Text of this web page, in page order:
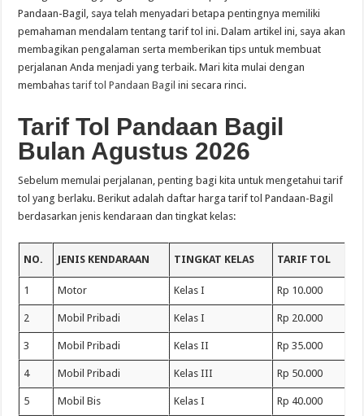
Pandaan-Bagil, saya telah menyadari betapa pentingnya memiliki
pemahaman mendalam tentang tarif tol ini. Dalam artikel ini, saya akan
membagikan pengalaman serta memberikan tips untuk membuat
perjalanan Anda menjadi yang terbaik. Mari kita mulai dengan
membahastarif tol Pandaan Bagil ini secara rinci.
Tarif Tol Pandaan Bagil
Bulan Agustus 2026
Sebelum memulai perjalanan, penting bagi kita untuk mengetahui tarif
tol yang berlaku. Berikut adalah daftar harga tarif tol Pandaan-Bagil
berdasarkan jenis kendaraan dan tingkat kelas:
NO. JENIS KENDARAAN TINGKAT KELAS TARIF TOL
1 Motor Kelas I Rp 10.000
2 Mobil Pribadi Kelas I Rp 20.000
3 Mobil Pribadi Kelas II Rp 35.000
4 Mobil Pribadi Kelas III Rp 50.000
5 Mobil Bis Kelas I Rp 40.000